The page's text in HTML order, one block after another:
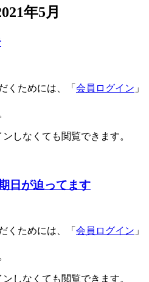
年5月
くためには、「 会員ログイン 」
ンしなくても閲覧できます。
日が迫ってます
くためには、「 会員ログイン 」
ンしなくても閲覧できます。